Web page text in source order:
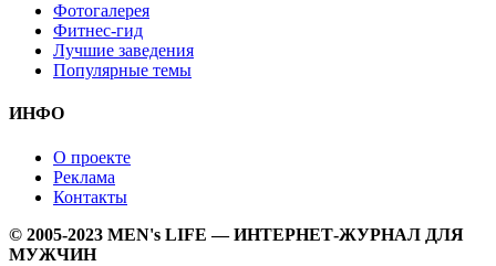
Фотогалерея
Фитнес-гид
Лучшие заведения
Популярные темы
ИНФО
О проекте
Реклама
Контакты
© 2005-2023 MEN's LIFE — ИНТЕРНЕТ-ЖУРНАЛ ДЛЯ
МУЖЧИН